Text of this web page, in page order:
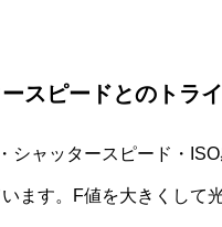
スピードとのトラ
シャッタースピード・
ます。F値を大きくして